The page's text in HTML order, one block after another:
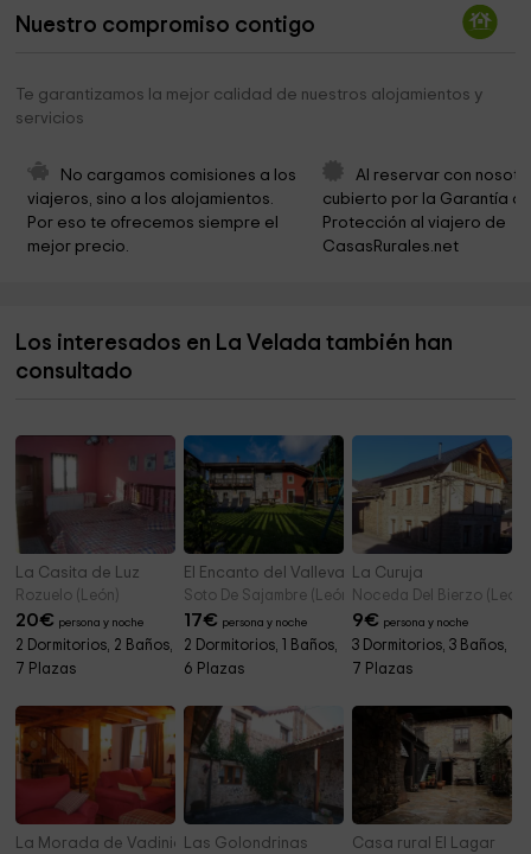
Plaza De La Cruz 11,9 km
Pilgrim Memorial Grove
Cofradía de La Entrada de Jesús en Jerusalén,
Astorga
Parroquia De San Pedro De Rectivia 17,0 km
Casa-Museo de Leopoldo Panero
Nuestro compromiso contigo
Te garantizamos la mejor calidad de nuestros alojamientos y
servicios
No cargamos comisiones a los
viajeros, sino a los alojamientos.
Por eso te ofrecemos siempre el
mejor precio.
Al reservar con
cubierto por la Garantía
Protección al viajero de
CasasRurales.net
Los interesados en La Velada también han
consultado
La Casita de Luz
Rozuelo (León)
20€ persona y noche
2 Dormitorios, 2 Baños,
7 Plazas
El Encanto del Valleval El Pinto
Soto De Sajambre (León)
17€ persona y noche
2 Dormitorios, 1 Baños,
6 Plazas
La Curuja
Noceda Del Bierzo (León)
9€ persona y noche
3 Dormitorios, 3 Baños,
7 Plazas
La Morada de Vadinia Las Golondrinas Casa rural El Lagar